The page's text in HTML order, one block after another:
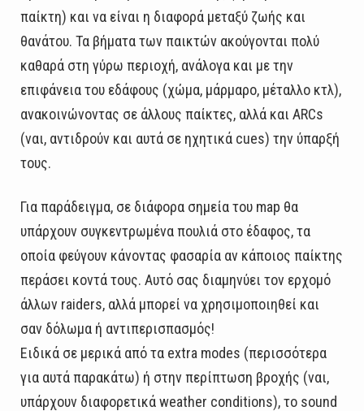
παίκτη) και να είναι η διαφορά μεταξύ ζωής και
θανάτου. Τα βήματα των παικτών ακούγονται πολύ
καθαρά στη γύρω περιοχή, ανάλογα και με την
επιφάνεια του εδάφους (χώμα, μάρμαρο, μέταλλο κτλ),
ανακοινώνοντας σε άλλους παίκτες, αλλά και ARCs
(ναι, αντιδρούν και αυτά σε ηχητικά cues) την ύπαρξή
τους.
Για παράδειγμα, σε διάφορα σημεία του map θα
υπάρχουν συγκεντρωμένα πουλιά στο έδαφος, τα
οποία φεύγουν κάνοντας φασαρία αν κάποιος παίκτης
περάσει κοντά τους. Αυτό σας διαμηνύει τον ερχομό
άλλων raiders, αλλά μπορεί να χρησιμοποιηθεί και
σαν δόλωμα ή αντιπερισπασμός!
Ειδικά σε μερικά από τα extra modes (περισσότερα
για αυτά παρακάτω) ή στην περίπτωση βροχής (ναι,
υπάρχουν διαφορετικά weather conditions), το sound